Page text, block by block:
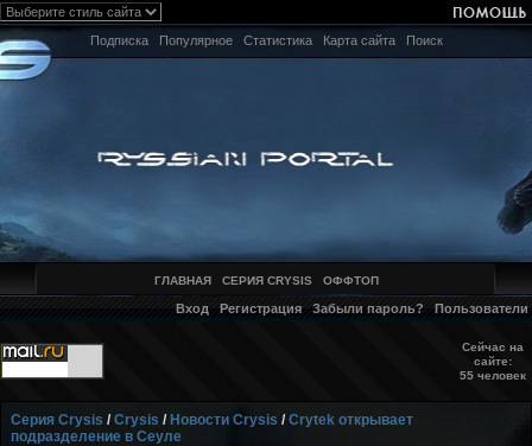
Подписка Популярное Статистика Карта сайта Поиск
ГЛАВНАЯ СЕРИЯ CRYSIS ОФФТОП
Вход Регистрация Забыли пароль? Пользователи
Сейчас на
сайте:
55 человек
Серия Crysis /Crysis / Новости Crysis /Crytek открывает
подразделение в Сеуле